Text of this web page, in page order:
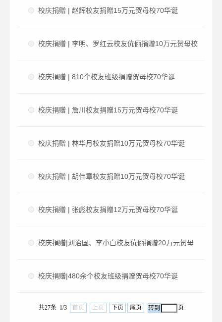
校庆捐赠 | 赵辉校友捐赠15万元贺母校70华诞
校庆捐赠 | 李明、罗红云校友伉俪捐赠10万元贺母校
70华诞
校庆捐赠 | 810个校友班级捐赠贺母校70华诞
校庆捐赠 | 詹川校友捐赠15万元贺母校70华诞
校庆捐赠 | 林华月校友捐赠10万元贺母校70华诞
校庆捐赠 | 胡伟章校友捐赠10万元贺母校70华诞
校庆捐赠 | 张彪校友捐赠12万元贺母校70华诞
校庆捐赠|刘治国、李小白校友伉俪捐赠20万元贺母
校70华诞
校庆捐赠|480余个校友班级捐赠贺母校70华诞
共27条 1/3 首页 上页 下页 尾页 页